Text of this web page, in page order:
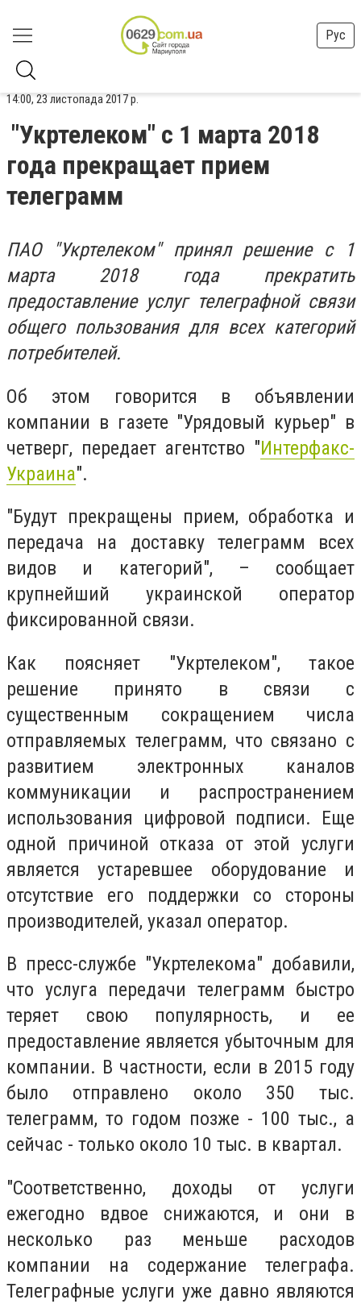
Рус
14:00, 23 листопада 2017 р.
"Укртелеком" с 1 марта 2018
года прекращает прием
телеграмм
ПАО "Укртелеком" принял решение с 1
марта 2018 года прекратить
предоставление услуг телеграфной связи
общего пользования для всех категорий
потребителей.
Об этом говорится в объявлении
компании в газете "Урядовый курьер" в
четверг, передает агентство "Интерфакс-
Украина".
"Будут прекращены прием, обработка и
передача на доставку телеграмм всех
видов и категорий", – сообщает
крупнейший украинской оператор
фиксированной связи.
Как поясняет "Укртелеком", такое
решение принято в связи с
существенным сокращением числа
отправляемых телеграмм, что связано с
развитием электронных каналов
коммуникации и распространением
использования цифровой подписи. Еще
одной причиной отказа от этой услуги
является устаревшее оборудование и
отсутствие его поддержки со стороны
производителей, указал оператор.
В пресс-службе "Укртелекома" добавили,
что услуга передачи телеграмм быстро
теряет свою популярность, и ее
предоставление является убыточным для
компании. В частности, если в 2015 году
было отправлено около 350 тыс.
телеграмм, то годом позже - 100 тыс., а
сейчас - только около 10 тыс. в квартал.
"Соответственно, доходы от услуги
ежегодно вдвое снижаются, и они в
несколько раз меньше расходов
компании на содержание телеграфа.
Телеграфные услуги уже давно являются